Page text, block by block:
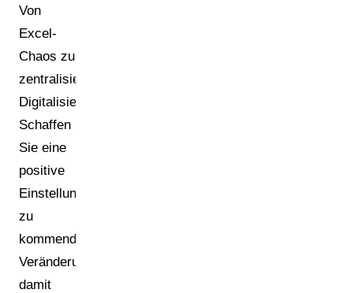
Von
Excel-
Chaos zu
zentralisierter
Digitalisierung.
Schaffen
Sie eine
positive
Einstellung
zu
kommenden
Veränderungen,
damit